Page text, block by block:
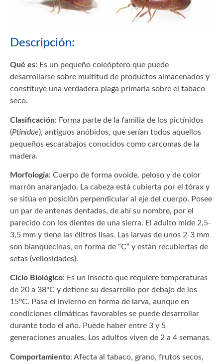
Descripción:
Qué es: Es un pequeño coleóptero que puede
desarrollarse sobre multitud de productos almacenados y
constituye una verdadera plaga primaria sobre el tabaco
seco.
Clasificación: Forma parte de la familia de los pictínidos
(Ptinidae), antiguos anóbidos, que serían todos aquellos
pequeños escarabajos conocidos como carcomas de la
madera.
Morfología: Cuerpo de forma ovoide, peloso y de color
marrón anaranjado. La cabeza está cubierta por el tórax y
se sitúa en posición perpendicular al eje del cuerpo. Posee
un par de antenas dentadas, de ahí su nombre, por el
parecido con los dientes de una sierra. El adulto mide 2,5-
3,5 mm y tiene las élitros lisas. Las larvas de unos 2-3 mm
son blanquecinas, en forma de “C” y están recubiertas de
setas (vellosidades).
Ciclo Biológico: Es un insecto que requiere temperaturas
de 20 a 38ºC y detiene su desarrollo por debajo de los
15ºC. Pasa el invierno en forma de larva, aunque en
condiciones climáticas favorables se puede desarrollar
durante todo el año. Puede haber entre 3 y 5
generaciones anuales. Los adultos viven de 2 a 4 semanas.
Comportamiento: Afecta al tabaco, grano, frutos secos,